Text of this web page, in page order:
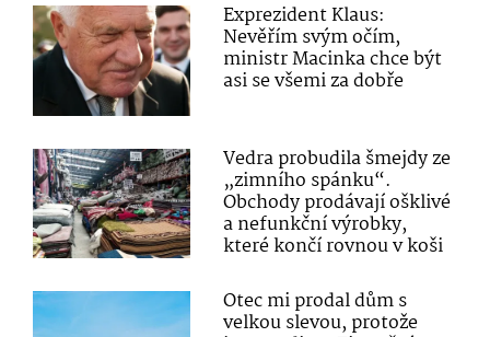
Exprezident Klaus:
Nevěřím svým očím,
ministr Macinka chce být
asi se všemi za dobře
Vedra probudila šmejdy ze
„zimního spánku“.
Obchody prodávají ošklivé
a nefunkční výrobky,
které končí rovnou v koši
Otec mi prodal dům s
velkou slevou, protože